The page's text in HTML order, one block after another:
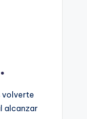
volverte
alcanzar